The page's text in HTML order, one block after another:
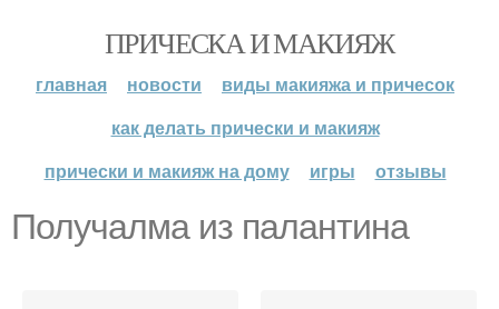
ПРИЧЕСКА И МАКИЯЖ
главная новости
виды макияжа и причесок
как делать прически и макияж
прически и макияж на дому
игры отзывы
Получалма из палантина